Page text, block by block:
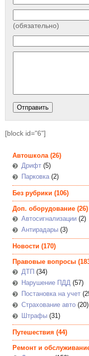
(обязательно)
[block id="6"]
Автошкола(26)
Дрифт (5)
Парковка(2)
Без рубрики (106)
Доп. оборудование (26)
Автосигнализации (2)
Антирадары (3)
Новости (170)
Правовые вопросы
ДТП (34)
Нарушение ПДД (57)
Постановка на учет
Страхование авто (20)
Штрафы (31)
Путешествия (44)
Ремонт и